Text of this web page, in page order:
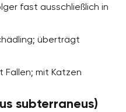
fast ausschließlich in
überträgt
Fallen; mit Katzen
subterraneus)